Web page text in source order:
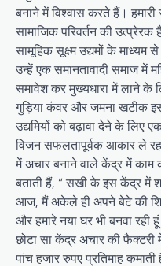
बनाने में विश्वास करते हैं।
सामाजिक परिवर्तन की
सामूहिक सूक्ष्म उद्यमों के
उन्हें एक समानतावादी समाज में
समावेश कर मुख्यधारा में लाने के
गुड़िया कंवर और जमना खटीक
उद्यमियों को बढ़ावा देने के लिए
विजन सफलतापूर्वक आकार ले
में अचार बनाने वाले केंद्र में
बताती हैं, “ सखी के इस केंद्र में
आज, मैं अकेले ही अपने बेटे की
और हमारे नया घर भी बनवा रही
छोटा सा केंद्र अचार की फैक्टरी
पांच हजार रुपए प्रतिमाह